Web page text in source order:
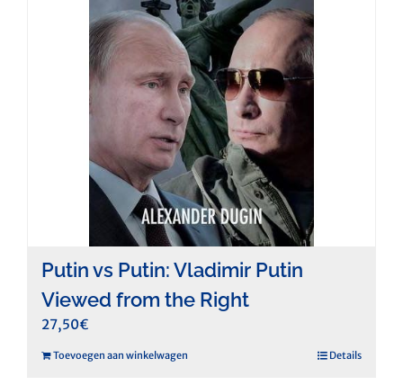
Putin vs Putin: Vladimir Putin
Viewed from the Right
27,50€
Toevoegen aan winkelwagen Details